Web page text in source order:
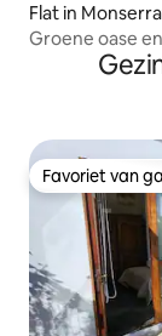
Flat in
Groene oase
Favoriet van
Favoriet van